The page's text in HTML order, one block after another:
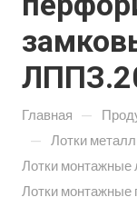
Главная —
— Лотки
Лотки монтажные
Лотки